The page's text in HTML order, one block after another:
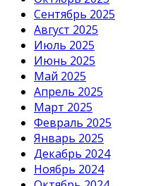
Сентябрь 2025
Август 2025
Июль 2025
Июнь 2025
Май 2025
Апрель 2025
Март 2025
Февраль 2025
Январь 2025
Декабрь 2024
Ноябрь 2024